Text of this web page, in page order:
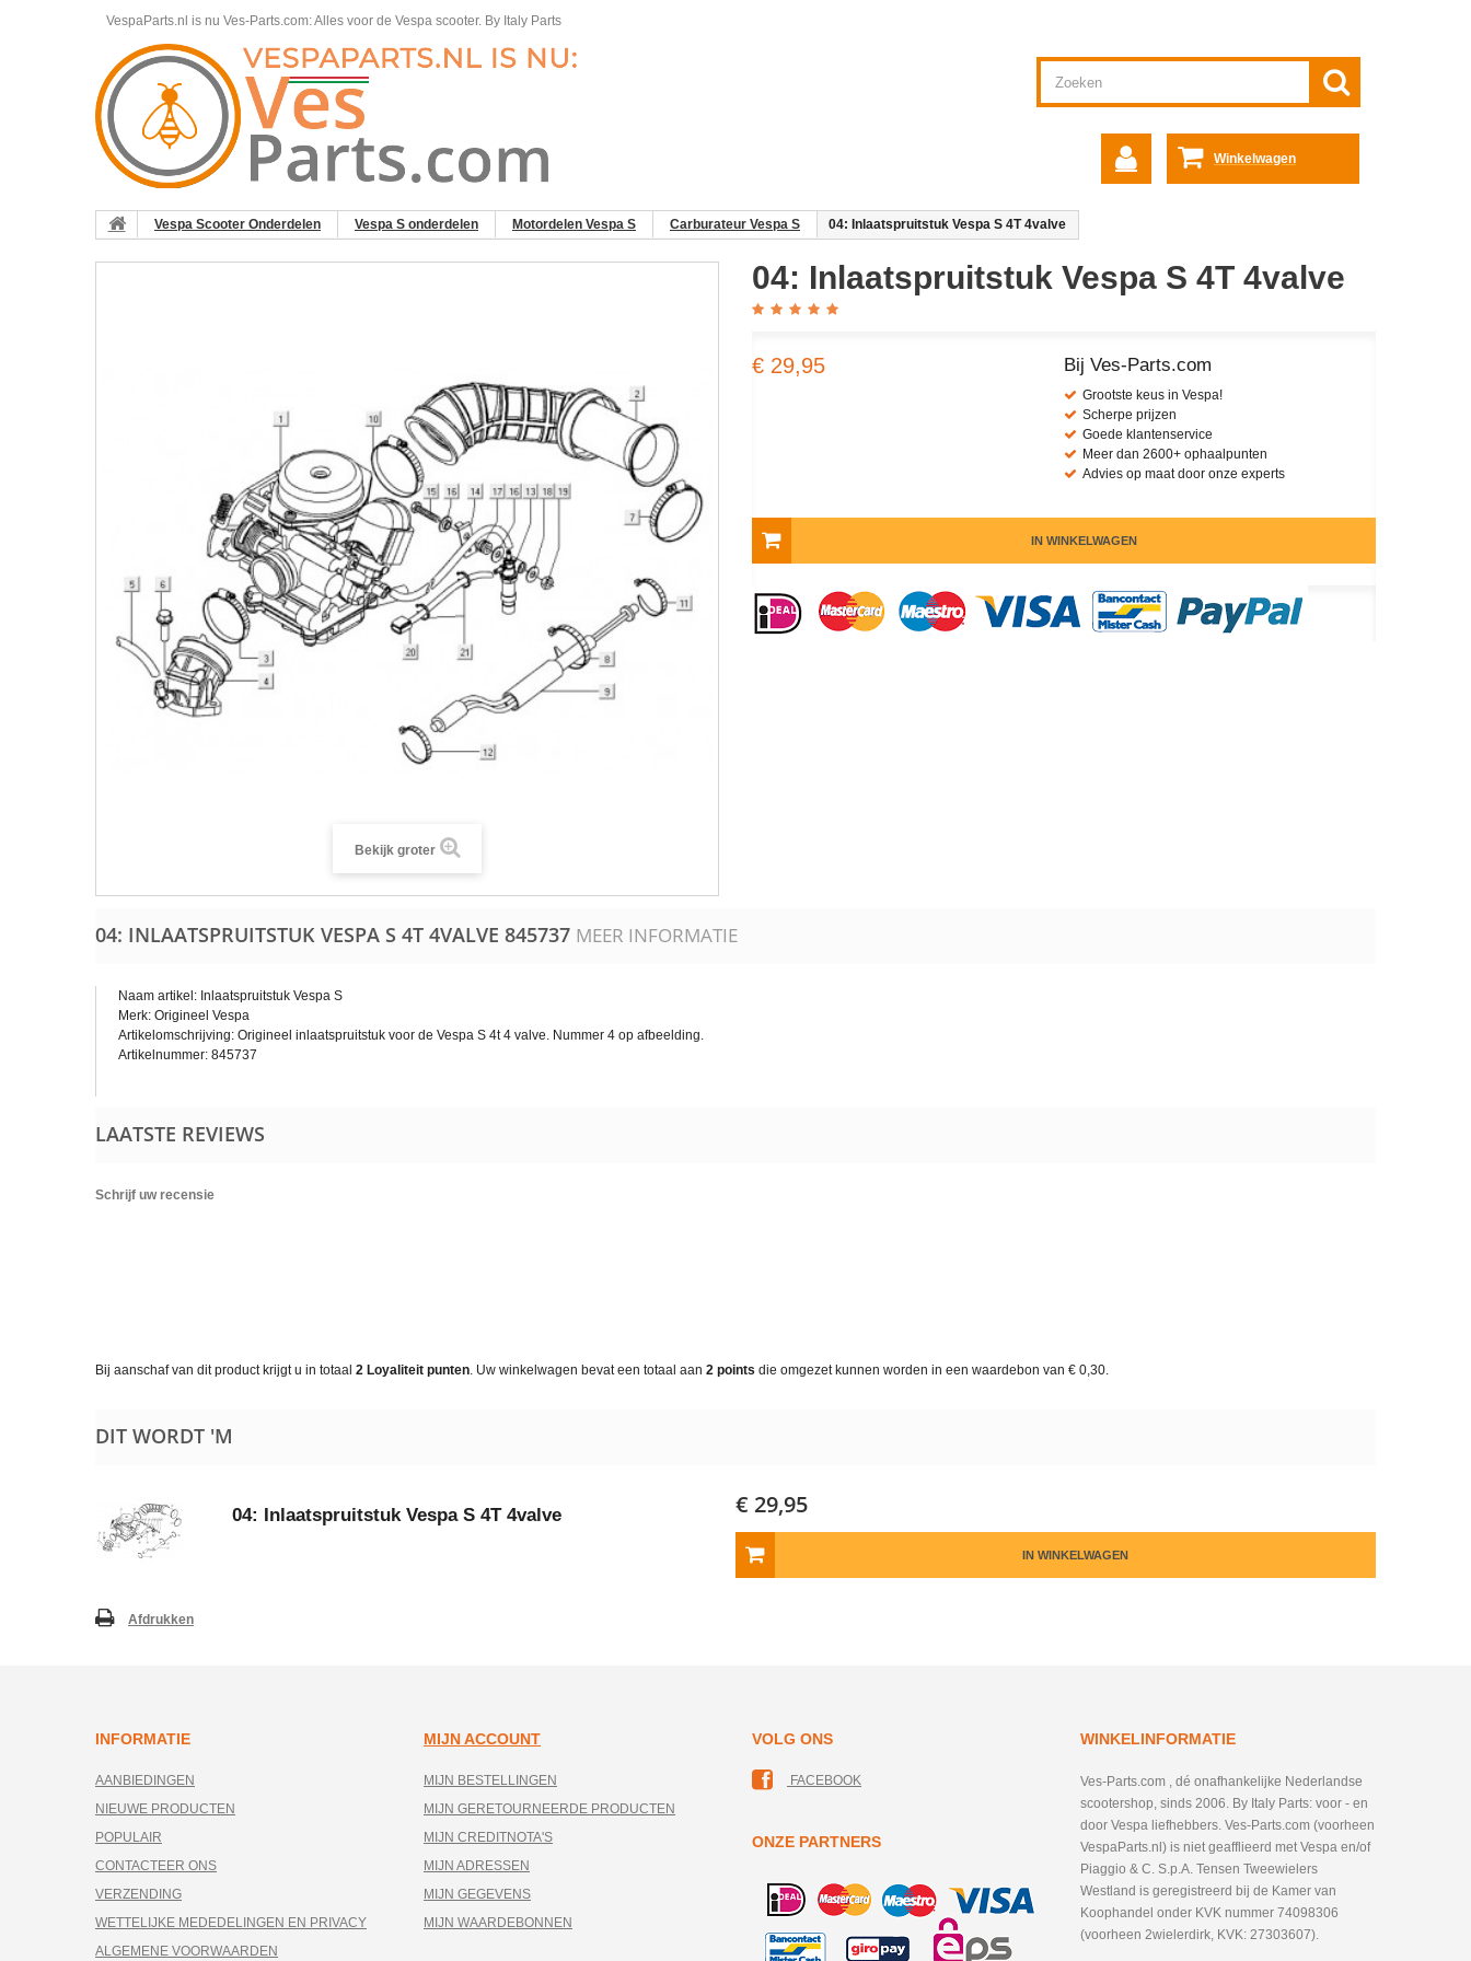
VespaParts.nl is nu Ves-Parts.com: Alles voor de Vespa scooter. By Italy Parts
Winkelwagen
Vespa Scooter Onderdelen Vespa S onderdelen Motordelen Vespa S Carburateur Vespa S 04: Inlaatspruitstuk Vespa S 4T 4valve
Bekijk groter
04: Inlaatspruitstuk Vespa S 4T 4valve
€ 29,95 Bij Ves-Parts.com
Grootste keus in Vespa!
Scherpe prijzen
Goede klantenservice
Meer dan 2600+ ophaalpunten
Advies op maat door onze experts
IN WINKELWAGEN
04: INLAATSPRUITSTUK VESPA S 4T 4VALVE 845737 MEER INFORMATIE
Naam artikel: Inlaatspruitstuk Vespa S
Merk: Origineel Vespa
Artikelomschrijving: Origineel inlaatspruitstuk voor de Vespa S 4t 4 valve. Nummer 4 op afbeelding.
Artikelnummer: 845737
LAATSTE REVIEWS
Schrijf uw recensie
Bij aanschaf van dit product krijgt u in totaal 2 Loyaliteit punten. Uw winkelwagen bevat een totaal aan 2 points die omgezet kunnen worden in een waardebon van € 0,30.
DIT WORDT 'M
04: Inlaatspruitstuk Vespa S 4T 4valve € 29,95
IN WINKELWAGEN
Afdrukken
INFORMATIE
AANBIEDINGEN
NIEUWE PRODUCTEN
POPULAIR
CONTACTEER ONS
VERZENDING
WETTELIJKE MEDEDELINGEN EN PRIVACY
ALGEMENE VOORWAARDEN
MIJN ACCOUNT
MIJN BESTELLINGEN
MIJN GERETOURNEERDE PRODUCTEN
MIJN CREDITNOTA'S
MIJN ADRESSEN
MIJN GEGEVENS
MIJN WAARDEBONNEN
VOLG ONS
FACEBOOK
ONZE PARTNERS
WINKELINFORMATIE
Ves-Parts.com , dé onafhankelijke Nederlandse
scootershop, sinds 2006. By Italy Parts: voor - en
door Vespa liefhebbers. Ves-Parts.com (voorheen
VespaParts.nl) is niet geafflieerd met Vespa en/of
Piaggio & C. S.p.A. Tensen Tweewielers
Westland is geregistreerd bij de Kamer van
Koophandel onder KVK nummer 74098306
(voorheen 2wielerdirk, KVK: 27303607).